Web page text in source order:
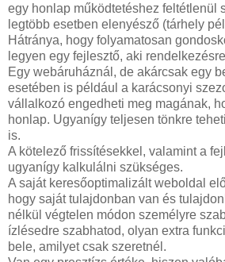
egy honlap működtetéshez feltétlenül
legtöbb esetben elenyésző (tárhely
Hátránya, hogy folyamatosan
legyen egy fejlesztő, aki
Egy webáruháznál, de akárcsak egy
esetében is például a karácsonyi
vállalkozó engedheti meg magának,
honlap. Ugyanígy teljesen tönkre
is.
A kötelező frissítésekkel, valamint a
ugyanígy kalkulálni szükséges.
A saját keresőoptimalizált weboldal
hogy saját tulajdonban van és
nélkül végtelen módon személyre
ízlésedre szabhatod, olyan extra
bele, amilyet csak szeretnél.